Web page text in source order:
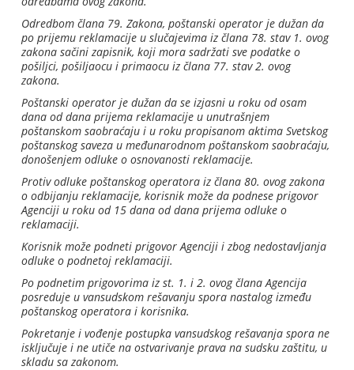
Odredbom člana 79. Zakona, poštanski operator je dužan da
po prijemu reklamacije u slučajevima iz člana 78. stav 1. ovog
zakona sačini zapisnik, koji mora sadržati sve podatke o
pošiljci, pošiljaocu i primaocu iz člana 77. stav 2. ovog
zakona.
Poštanski operator je dužan da se izjasni u roku od osam
dana od dana prijema reklamacije u unutrašnjem
poštanskom saobraćaju i u roku propisanom aktima Svetskog
poštanskog saveza u međunarodnom poštanskom saobraćaju,
donošenjem odluke o osnovanosti reklamacije.
Protiv odluke poštanskog operatora iz člana 80. ovog zakona
o odbijanju reklamacije, korisnik može da podnese prigovor
Agenciji u roku od 15 dana od dana prijema odluke o
reklamaciji.
Korisnik može podneti prigovor Agenciji i zbog nedostavljanja
odluke o podnetoj reklamaciji.
Po podnetim prigovorima iz st. 1. i 2. ovog člana Agencija
posreduje u vansudskom rešavanju spora nastalog između
poštanskog operatora i korisnika.
Pokretanje i vođenje postupka vansudskog rešavanja spora ne
isključuje i ne utiče na ostvarivanje prava na sudsku zaštitu, u
skladu sa zakonom.